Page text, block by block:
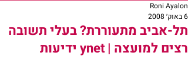
תל-אביב מתעוררת? בעלי תשובה
רצים למועצה | ynet ידיעות
Roni Ayalon
6 באוק׳ 2008